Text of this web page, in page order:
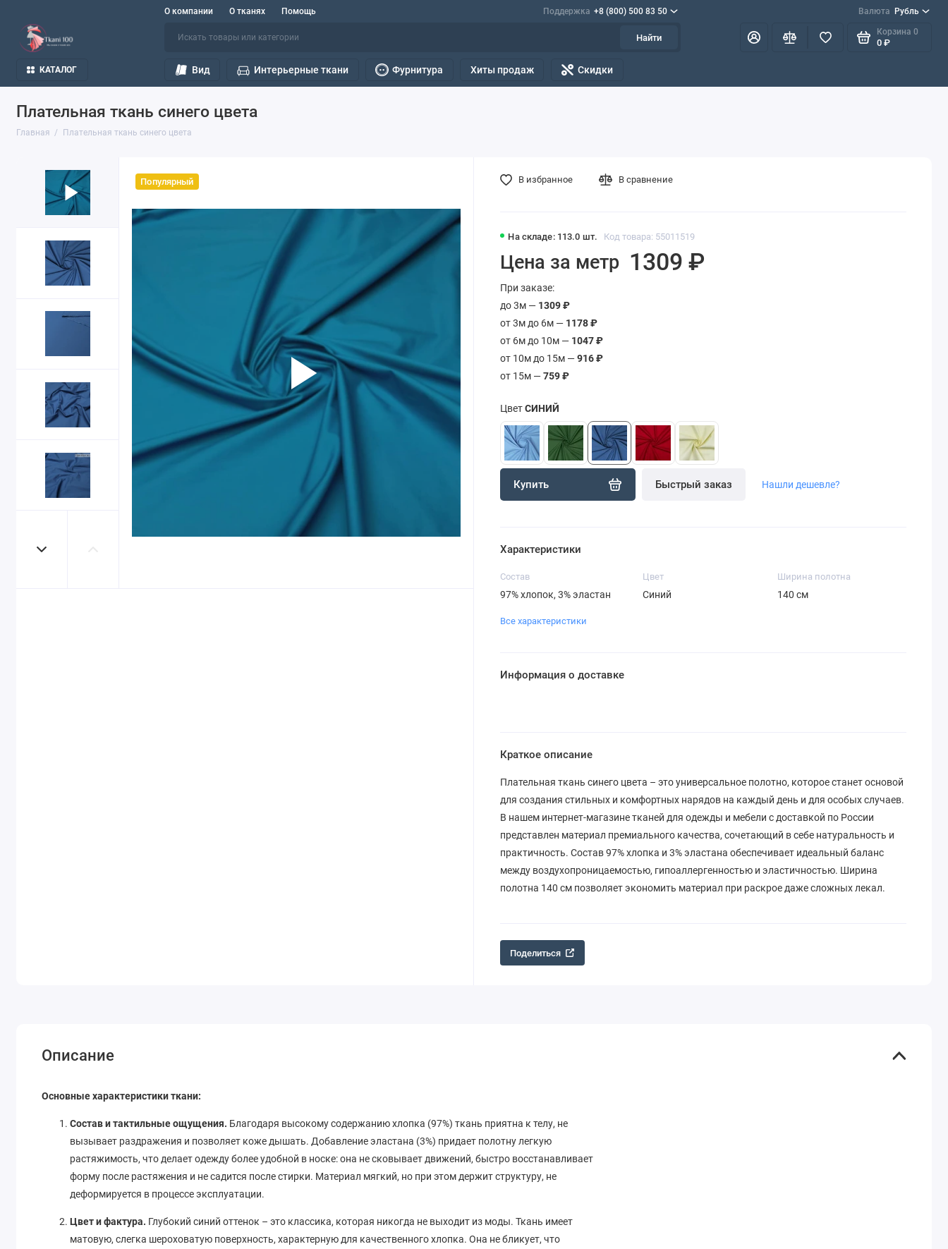
О компании О тканях Помощь Поддержка +8 (800) 500 83 50 Валюта Рубль
Найти
Корзина 0
0 ₽
КАТАЛОГ Вид Интерьерные ткани Фурнитура Хиты продаж Скидки
Плательная ткань синего цвета
Главная Плательная ткань синего цвета
Популярный
На складе: 113.0 шт. Код товара: 55011519
Цена за метр 1309 ₽
При заказе:
до 3м — 1309 ₽
от 3м до 6м — 1178 ₽
от 6м до 10м — 1047 ₽
от 10м до 15м —916 ₽
от 15м —759 ₽
ЦветСИНИЙ
Купить Быстрый заказ Нашли дешевле?
В избранное В сравнение
Характеристики
Состав
97% хлопок, 3% эластан
Цвет
Синий
Ширина полотна
140 см
Все характеристики
Информация о доставке
Краткое описание
Плательная ткань синего цвета – это универсальное полотно, которое станет основой
для создания стильных и комфортных нарядов на каждый день и для особых случаев.
В нашем интернет-магазине тканей для одежды и мебели с доставкой по России
представлен материал премиального качества, сочетающий в себе натуральность и
практичность. Состав 97% хлопка и 3% эластана обеспечивает идеальный баланс
между воздухопроницаемостью, гипоаллергенностью и эластичностью. Ширина
полотна 140 см позволяет экономить материал при раскрое даже сложных лекал.
Поделиться
Описание
Основные характеристики ткани:
Состав и тактильные ощущения. Благодаря высокому содержанию хлопка (97%) ткань приятна к телу, не
вызывает раздражения и позволяет коже дышать. Добавление эластана (3%) придает полотну легкую
растяжимость, что делает одежду более удобной в носке: она не сковывает движений, быстро восстанавливает
форму после растяжения и не садится после стирки. Материал мягкий, но при этом держит структуру, не
деформируется в процессе эксплуатации.
Цвет и фактура. Глубокий синий оттенок – это классика, которая никогда не выходит из моды. Ткань имеет
матовую, слегка шероховатую поверхность, характерную для качественного хлопка. Она не бликует, что